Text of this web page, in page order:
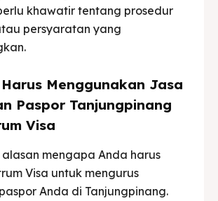
khawatir tentang prosedur
persyaratan yang
Menggunakan Jasa
Paspor Tanjungpinang
Visa
mengapa Anda harus
Visa untuk mengurus
Anda di Tanjungpinang.